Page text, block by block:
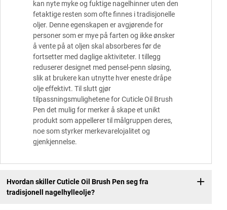
kan nyte myke og fuktige nagelhinner uten den
fetaktige resten som ofte finnes i tradisjonelle
oljer. Denne egenskapen er avgjørende for
personer som er mye på farten og ikke ønsker
å vente på at oljen skal absorberes før de
fortsetter med daglige aktiviteter. I tillegg
reduserer designet med pensel-penn sløsing,
slik at brukere kan utnytte hver eneste dråpe
olje effektivt. Til slutt gjør
tilpassningsmulighetene for Cuticle Oil Brush
Pen det mulig for merker å skape et unikt
produkt som appellerer til målgruppen deres,
noe som styrker merkevarelojalitet og
gjenkjennelse.
Hvordan skiller Cuticle Oil Brush Pen seg fra
tradisjonell nagelhylleolje?